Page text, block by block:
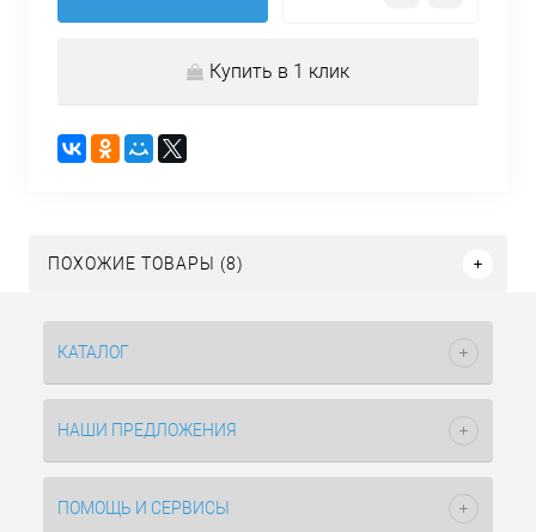
Купить в 1 клик
ПОХОЖИЕ ТОВАРЫ (8)
КАТАЛОГ
НАШИ ПРЕДЛОЖЕНИЯ
ПОМОЩЬ И СЕРВИСЫ